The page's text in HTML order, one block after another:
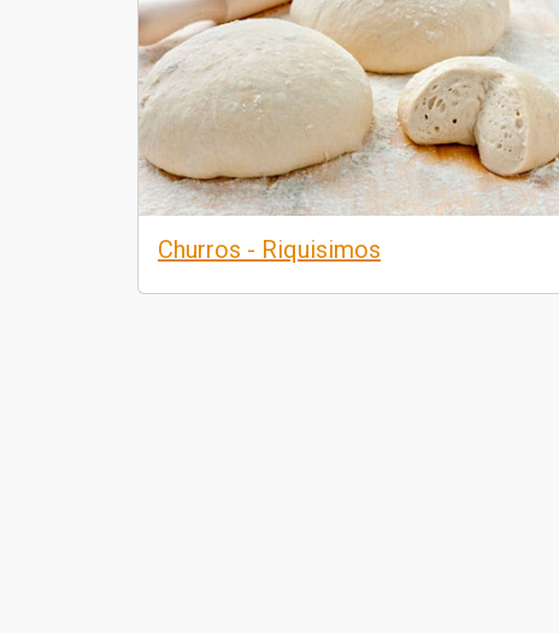
Churros - Riquisimos